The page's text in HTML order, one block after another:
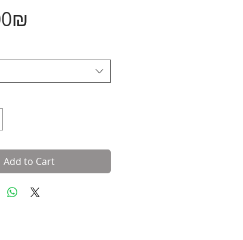
‏150.00 ‏₪
Add to Cart